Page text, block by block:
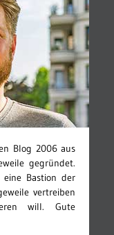
Blog 2006 aus
gegründet.
Bastion der
vertreiben
will. Gute